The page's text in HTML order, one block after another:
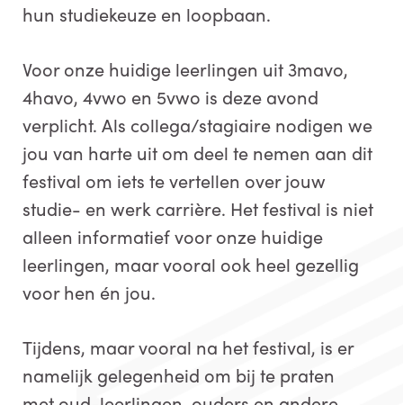
hun studiekeuze en loopbaan.
Voor onze huidige leerlingen uit 3mavo,
4havo, 4vwo en 5vwo is deze avond
verplicht. Als collega/stagiaire nodigen we
jou van harte uit om deel te nemen aan dit
festival om iets te vertellen over jouw
studie- en werk carrière. Het festival is niet
alleen informatief voor onze huidige
leerlingen, maar vooral ook heel gezellig
voor hen én jou.
Tijdens, maar vooral na het festival, is er
namelijk gelegenheid om bij te praten